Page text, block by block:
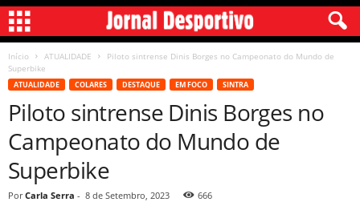
Início ATUALIDADE
Piloto sintrense Dinis Borges no Campeonato do Mundo de
Superbike
ATUALIDADE COLARES DESTAQUE EM FOCO SINTRA
Piloto sintrense Dinis Borges no
Campeonato do Mundo de
Superbike
Por Carla Serra - 8 de Setembro, 2023 666